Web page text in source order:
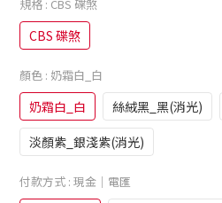
規格 : CBS 碟煞
CBS 碟煞
顏色 : 奶霜白_白
奶霜白_白 絲絨黑_黑(消光)
淡顏紫_銀淺紫(消光)
付款方式 : 現金｜電匯